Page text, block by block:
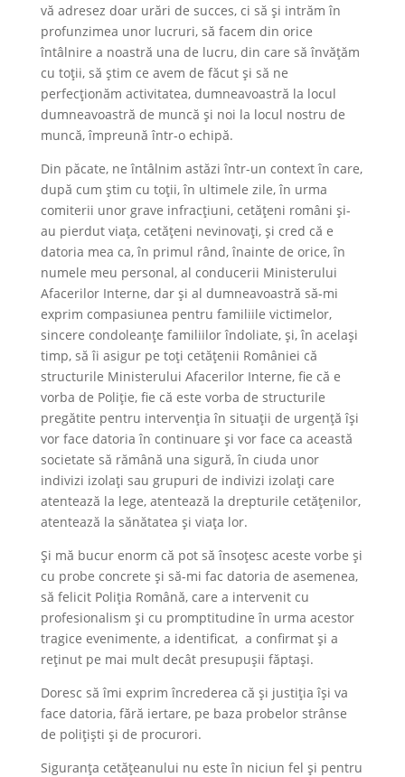
vă adresez doar urări de succes, ci să și intrăm în
profunzimea unor lucruri, să facem din orice
întâlnire a noastră una de lucru, din care să învățăm
cu toții, să știm ce avem de făcut și să ne
perfecționăm activitatea, dumneavoastră la locul
dumneavoastră de muncă și noi la locul nostru de
muncă, împreună într-o echipă.
Din păcate, ne întâlnim astăzi într-un context în care,
după cum știm cu toții, în ultimele zile, în urma
comiterii unor grave infracțiuni, cetățeni români și-
au pierdut viața, cetățeni nevinovați, și cred că e
datoria mea ca, în primul rând, înainte de orice, în
numele meu personal, al conducerii Ministerului
Afacerilor Interne, dar și al dumneavoastră să-mi
exprim compasiunea pentru familiile victimelor,
sincere condoleanțe familiilor îndoliate, și, în același
timp, să îi asigur pe toți cetățenii României că
structurile Ministerului Afacerilor Interne, fie că e
vorba de Poliție, fie că este vorba de structurile
pregătite pentru intervenția în situații de urgență își
vor face datoria în continuare și vor face ca această
societate să rămână una sigură, în ciuda unor
indivizi izolați sau grupuri de indivizi izolați care
atentează la lege, atentează la drepturile cetățenilor,
atentează la sănătatea și viața lor.
Și mă bucur enorm că pot să însoțesc aceste vorbe și
cu probe concrete și să-mi fac datoria de asemenea,
să felicit Poliția Română, care a intervenit cu
profesionalism și cu promptitudine în urma acestor
tragice evenimente, a identificat, a confirmat și a
reținut pe mai mult decât presupușii făptași.
Doresc să îmi exprim încrederea că și justiția își va
face datoria, fără iertare, pe baza probelor strânse
de polițiști și de procurori.
Siguranța cetățeanului nu este în niciun fel și pentru